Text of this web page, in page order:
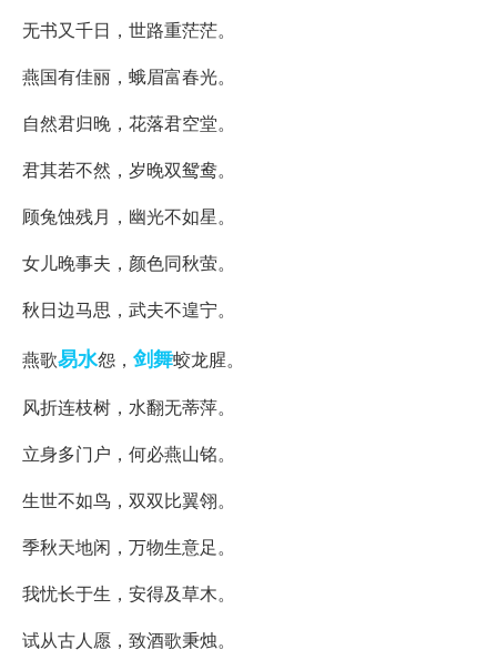
无书又千日，世路重茫茫。
燕国有佳丽，蛾眉富春光。
自然君归晚，花落君空堂。
君其若不然，岁晚双鸳鸯。
顾兔蚀残月，幽光不如星。
女儿晚事夫，颜色同秋萤。
秋日边马思，武夫不遑宁。
燕歌易水怨， 剑舞蛟龙腥。
风折连枝树，水翻无蒂萍。
立身多门户，何必燕山铭。
生世不如鸟，双双比翼翎。
季秋天地闲，万物生意足。
我忧长于生，安得及草木。
试从古人愿，致酒歌秉烛。